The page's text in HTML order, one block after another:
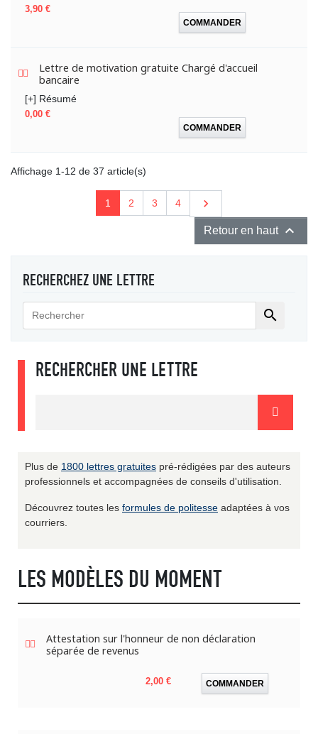
Prix
3,90 €
COMMANDER
Lettre de motivation gratuite Chargé d'accueil
bancaire
[+] Résumé
Prix
0,00 €
COMMANDER
Affichage 1-12 de 37 article(s)
1 2 3 4 Suivant

Retour en haut 
RECHERCHEZ UNE LETTRE

RECHERCHER UNE LETTRE
Plus de 1800 lettres gratuites pré-rédigées par des auteurs
professionnels et accompagnées de conseils d'utilisation.
Découvrez toutes les formules de politesse adaptées à vos
courriers.
LES MODÈLES DU MOMENT
Attestation sur l'honneur de non déclaration
séparée de revenus
Prix
2,00 € COMMANDER